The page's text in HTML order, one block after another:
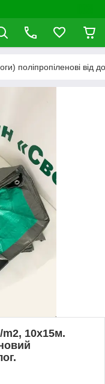
поліпропіленові від
m2, 10х15м.